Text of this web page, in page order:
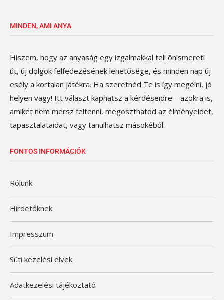
MINDEN, AMI ANYA
Hiszem, hogy az anyaság egy izgalmakkal teli önismereti
út, új dolgok felfedezésének lehetősége, és minden nap új
esély a kortalan játékra. Ha szeretnéd Te is így megélni, jó
helyen vagy! Itt választ kaphatsz a kérdéseidre – azokra is,
amiket nem mersz feltenni, megoszthatod az élményeidet,
tapasztalataidat, vagy tanulhatsz másokéból.
FONTOS INFORMÁCIÓK
Rólunk
Hirdetőknek
Impresszum
Süti kezelési elvek
Adatkezelési tájékoztató